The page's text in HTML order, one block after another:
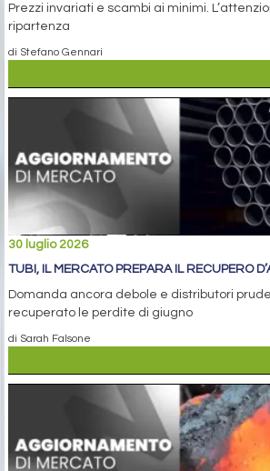
Prezzi invariati e scambi ai minimi.
ripartenza
di Stefano Gennari
30 luglio 2026
TUBI, IL MERCATO PREPARA IL RECUPERO
Domanda ancora debole e distributori
recuperato le perdite di giugno
di Sarah Falsone